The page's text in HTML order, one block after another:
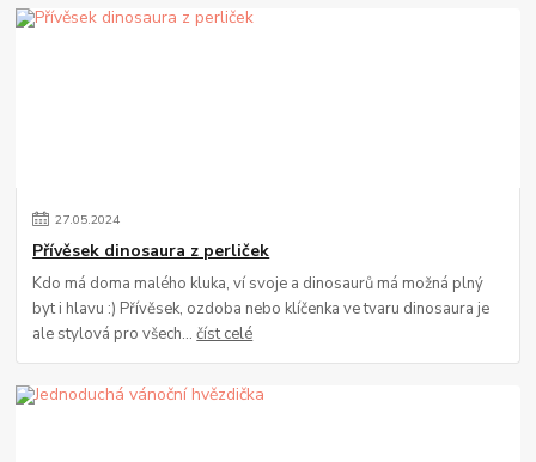
27.05.2024
Přívěsek dinosaura z perliček
Kdo má doma malého kluka, ví svoje a dinosaurů má možná plný
byt i hlavu :) Přívěsek, ozdoba nebo klíčenka ve tvaru dinosaura je
ale stylová pro všech...číst celé